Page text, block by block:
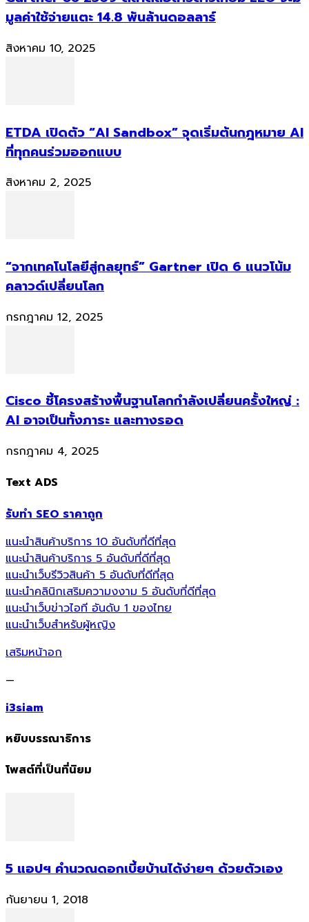
มูลค่าใช้จ่ายแตะ 14.8 พันล้านดอลลาร์
สิงหาคม 10, 2025
ETDA เปิดตัว “AI Sandbox” จุดเริ่มต้นกฎหมาย AI
ที่ทุกคนร่วมออกแบบ
สิงหาคม 2, 2025
“จากเทคโนโลยีสู่กลยุทธ์” Gartner เปิด 6 แนวโน้ม
คลาวด์เปลี่ยนโลก
กรกฎาคม 12, 2025
Cisco ชี้โครงสร้างพื้นฐานโลกกำลังเปลี่ยนครั้งใหญ่ :
AI อาจเป็นทั้งภาระ และทางรอด
กรกฎาคม 4, 2025
Text ADS
รับทำ SEO ราคาถูก
แนะนำสินค้าบริการ 10 อันดับที่ดีที่สุด
แนะนำสินค้าบริการ 5 อันดับที่ดีที่สุด
แนะนำเว็บรีวิวสินค้า 5 อันดับที่ดีที่สุด
แนะนำคลินิกเสริมความงงาม 5 อันดับที่ดีที่สุด
แนะนำเว็บข่าวไอที อันดับ 1 ของไทย
แนะนำเว็บสำหรับผู้หญิง
เสริมหน้าอก
—
i3siam
หยิบบรรณาธิการ
โพสต์ที่เป็นที่นิยม
5 แอปฯ คำนวณดอกเบี้ยบ้านได้ง่ายๆ ด้วยตัวเอง
กันยายน 1, 2018